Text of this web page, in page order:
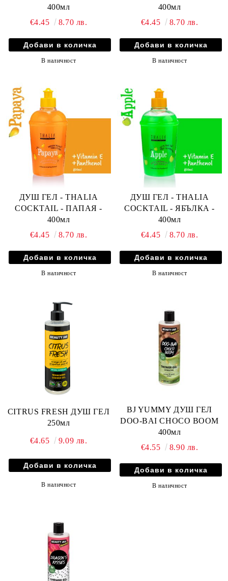
400мл
€4.45
8.70 лв.
В наличност
400мл
€4.45
8.70 лв.
В наличност
ДУШ ГЕЛ - THALIA
COCKTAIL - ПАПАЯ -
400мл
€4.45
8.70 лв.
В наличност
ДУШ ГЕЛ - THALIA
COCKTAIL - ЯБЪЛКА -
400мл
€4.45
8.70 лв.
В наличност
CITRUS FRESH ДУШ ГЕЛ
250мл
€4.65 9.09 лв.
В наличност
BJ YUMMY ДУШ ГЕЛ
DOO-BAI CHOCO BOOM
400мл
€4.55
8.90 лв.
В наличност